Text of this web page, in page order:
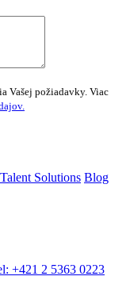
Vašej požiadavky. Viac
Solutions Blog
+421 2 5363 0223